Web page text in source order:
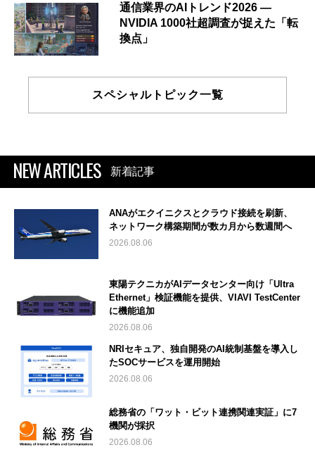
通信業界のAIトレンド2026 ―
NVIDIA 1000社超調査が捉えた「転
換点」
スペシャルトピック一覧
NEW ARTICLES 新着記事
ANAがエクイニクスとクラウド接続を刷新、
ネットワーク構築期間が数カ月から数週間へ
2026.08.06
東陽テクニカがAIデータセンター向け「Ultra
Ethernet」検証機能を提供、VIAVI TestCenter
に機能追加
2026.08.06
NRIセキュア、独自開発のAI統制基盤を導入し
たSOCサービスを運用開始
2026.08.06
総務省の「ワット・ビット連携関連実証」に7
機関が採択
2026.08.06